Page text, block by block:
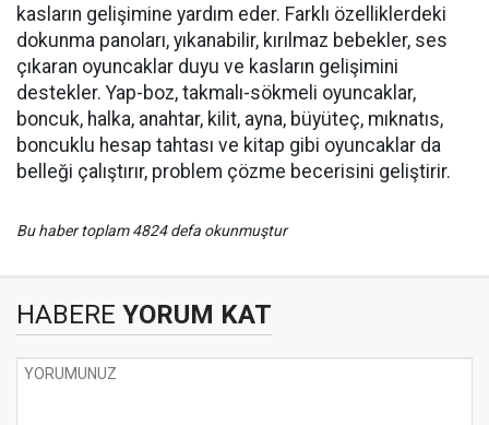
kasların gelişimine yardım eder. Farklı özelliklerdeki
dokunma panoları, yıkanabilir, kırılmaz bebekler, ses
çıkaran oyuncaklar duyu ve kasların gelişimini
destekler. Yap-boz, takmalı-sökmeli oyuncaklar,
boncuk, halka, anahtar, kilit, ayna, büyüteç, mıknatıs,
boncuklu hesap tahtası ve kitap gibi oyuncaklar da
belleği çalıştırır, problem çözme becerisini geliştirir.
Bu haber toplam 4824 defa okunmuştur
HABERE YORUM KAT